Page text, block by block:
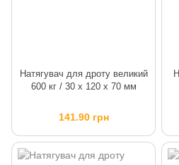
Натягувач для дроту великий
600 кг / 30 х 120 х 70 мм
141.90 грн